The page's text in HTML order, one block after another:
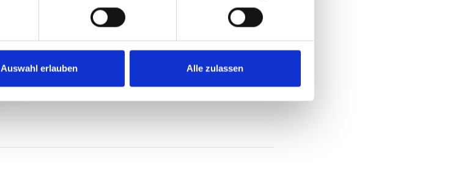
Auswahl erlauben Alle zulassen
einbaubar und ist nur 14 mm höher als
der Boden. Die Oberflächenschiene ist
eine beliebte Lösung für 3-Punkt-
Insassenrückhaltesysteme
(Schrägschiene).
Mehr erfahren